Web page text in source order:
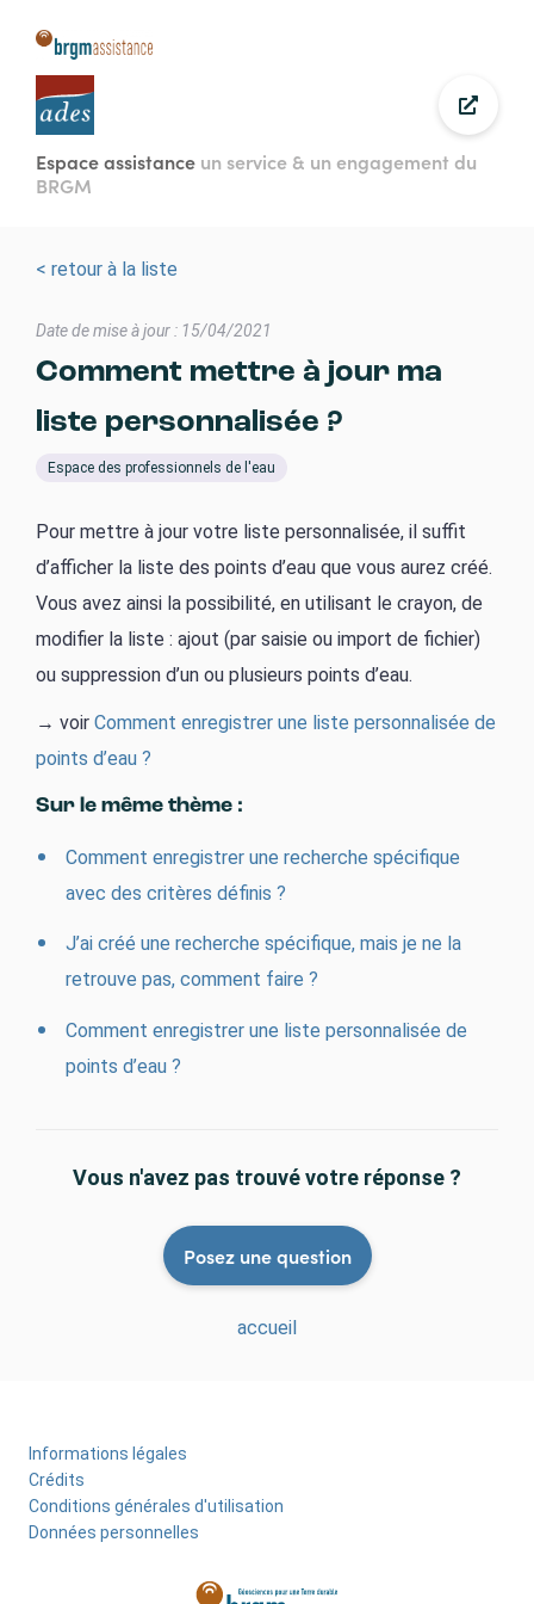
principal
Espace assistance un service & un engagement du
BRGM
< retour à la liste
Date de mise à jour : 15/04/2021
Comment mettre à jour ma
liste personnalisée ?
Espace des professionnels de l'eau
Pour mettre à jour votre liste personnalisée, il suffit
d’afficher la liste des points d’eau que vous aurez créé.
Vous avez ainsi la possibilité, en utilisant le crayon, de
modifier la liste : ajout (par saisie ou import de fichier)
ou suppression d’un ou plusieurs points d’eau.
→ voir Comment enregistrer une liste personnalisée de
points d’eau ?
Sur le même thème :
Comment enregistrer une recherche spécifique
avec des critères définis ?
J’ai créé une recherche spécifique, mais je ne la
retrouve pas, comment faire ?
Comment enregistrer une liste personnalisée de
points d’eau ?
Vous n'avez pas trouvé votre réponse ?
Posez une question
accueil
Menu
Pied
de
Informations légales
Crédits
Conditions générales d'utilisation
Données personnelles